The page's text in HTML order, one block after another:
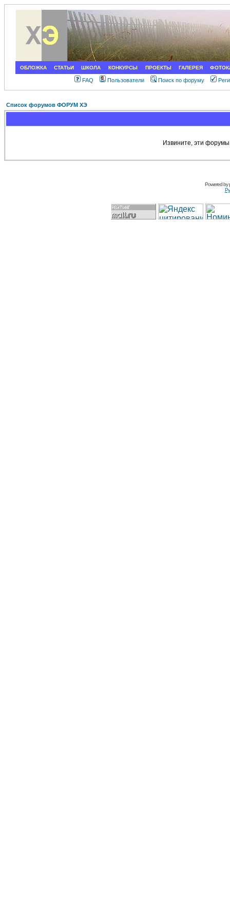
ОБЛОЖКА СТАТЬИ ШКОЛА КОНКУРСЫ ПРОЕКТЫ ГАЛЕРЕЯ
FAQ Пользователи Поиск по форуму
Список форумов ФОРУМ ХЭ
Извините, эти
Powered by